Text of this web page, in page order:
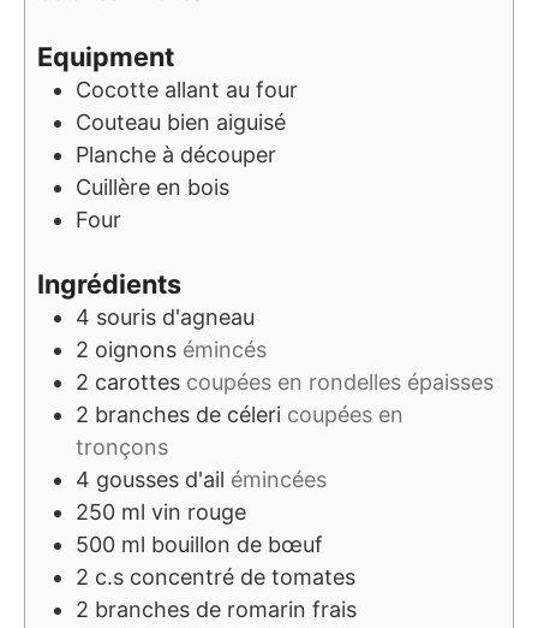
Equipment
Cocotte allant au four
Couteau bien aiguisé
Planche à découper
Cuillère en bois
Four
Ingrédients
4 souris d'agneau
2 oignons émincés
2 carottes coupées en rondelles épaisses
2 branches de céleri coupées en
tronçons
4 gousses d'ail émincées
250 ml vin rouge
500 ml bouillon de bœuf
2 c.s concentré de tomates
2 branches de romarin frais